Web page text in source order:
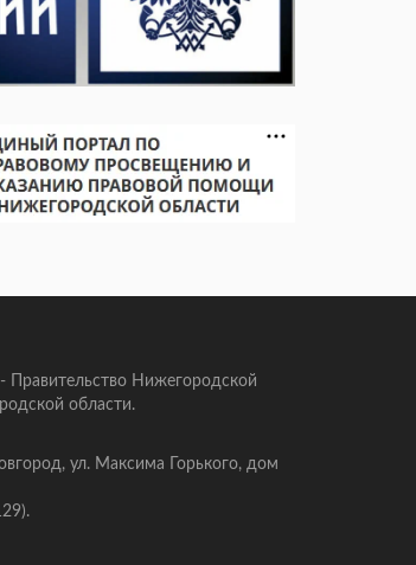
Правительство Нижегородской
области.
ул. Максима Горького, дом